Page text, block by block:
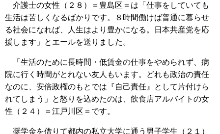
介護士の女性（２８）＝豊島区＝は「仕事をしていても
生活は苦しくなるばかりです。８時間働けば普通に暮らせ
る社会になれば、人生はより豊かになる。日本共産党を応
援します」とエールを送りました。
「生活のために長時間・低賃金の仕事をやめられず、病
院に行く時間がとれない友人もいます。どれも政治の責任
なのに、安倍政権のもとでは『自己責任』として片付けら
れてしまう」と怒りを込めたのは、飲食店アルバイトの女
性（２４）＝江戸川区＝です。
奨学金を借りて都内の私立大学に通う男子学生（２１）